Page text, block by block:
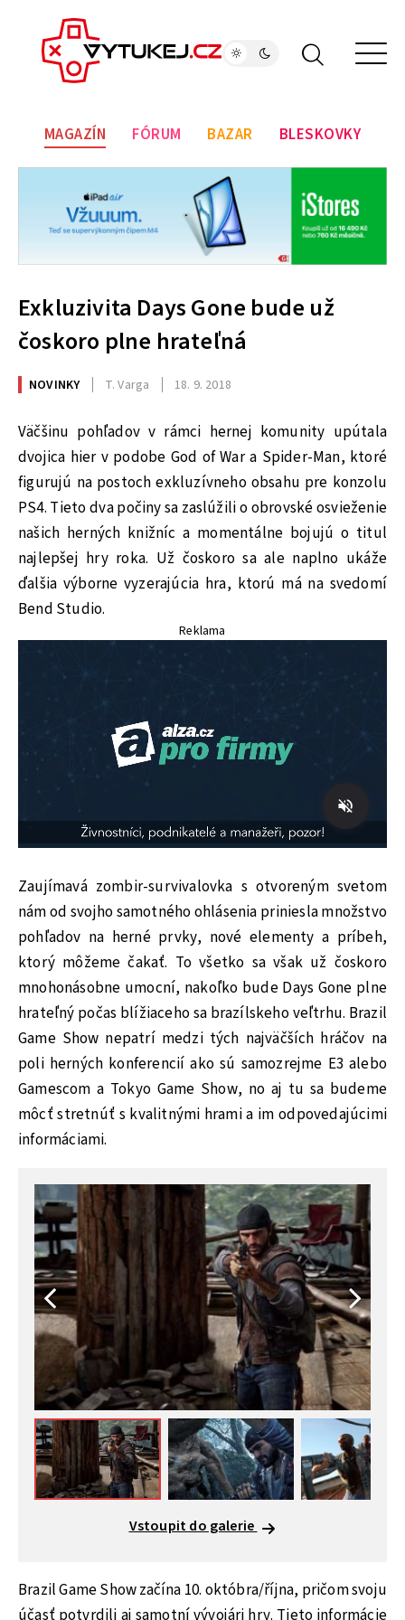
MAGAZÍN FÓRUM BAZAR BLESKOVKY
Exkluzivita Days Gone bude už
čoskoro plne hrateľná
NOVINKY T. Varga 18. 9. 2018
Väčšinu pohľadov v rámci hernej komunity upútala
dvojica hier v podobe God of War a Spider-Man, ktoré
figurujú na postoch exkluzívneho obsahu pre konzolu
PS4. Tieto dva počiny sa zaslúžili o obrovské osvieženie
našich herných knižníc a momentálne bojujú o titul
najlepšej hry roka. Už čoskoro sa ale naplno ukáže
ďalšia výborne vyzerajúcia hra, ktorú má na svedomí
Bend Studio.
Reklama
Zaujímavá zombir-survivalovka s otvoreným svetom
nám od svojho samotného ohlásenia priniesla množstvo
pohľadov na herné prvky, nové elementy a príbeh,
ktorý môžeme čakať. To všetko sa však už čoskoro
mnohonásobne umocní, nakoľko bude Days Gone plne
hrateľný počas blížiaceho sa brazílskeho veľtrhu. Brazil
Game Show nepatrí medzi tých najväčších hráčov na
poli herných konferencií ako sú samozrejme E3 alebo
Gamescom a Tokyo Game Show, no aj tu sa budeme
môcť stretnúť s kvalitnými hrami a im odpovedajúcimi
informáciami.
Vstoupit do galerie
Brazil Game Show začína 10. októbra/října, pričom svoju
účasť potvrdili aj samotní vývojári hry. Tieto informácie